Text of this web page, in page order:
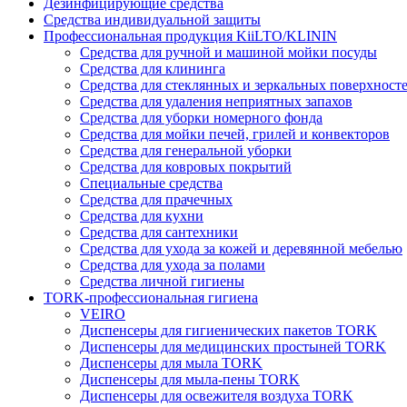
Средства индивидуальной защиты
Профессиональная продукция KiiLTO/KLININ
Средства для ручной и машиной мойки посуды
Средства для клининга
Средства для стеклянных и зеркальных
Средства для удаления неприятных запахов
Средства для уборки номерного фонда
Средства для мойки печей, грилей и конвекторов
Средства для генеральной уборки
Средства для ковровых покрытий
Специальные средства
Средства для прачечных
Средства для кухни
Средства для сантехники
Средства для ухода за кожей и деревянной мебелью
Средства для ухода за полами
Средства личной гигиены
TORK-профессиональная гигиена
VEIRO
Диспенсеры для гигиенических пакетов TORK
Диспенсеры для медицинских простыней TORK
Диспенсеры для мыла TORK
Диспенсеры для мыла-пены TORK
Диспенсеры для освежителя воздуха TORK